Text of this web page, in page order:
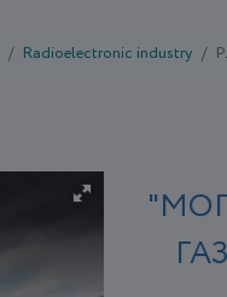
Radioelectronic industry